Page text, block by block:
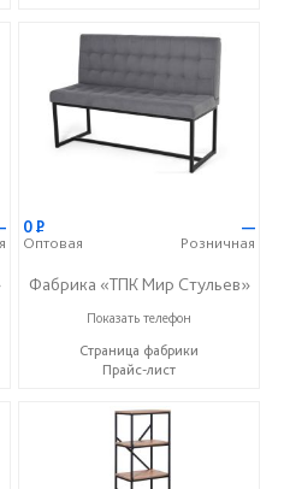
0Р
Оптовая
—
Розничная
Фабрика «ТПК Мир Стульев»
8 (927) 648-00-04
Показать телефон
Страница фабрики
Прайс-лист